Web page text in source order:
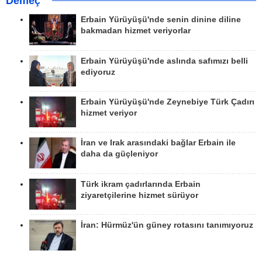
Erbain Yürüyüşü'nde senin dinine diline
bakmadan hizmet veriyorlar
Erbain Yürüyüşü'nde aslında safımızı belli
ediyoruz
Erbain Yürüyüşü'nde Zeynebiye Türk Çadırı
hizmet veriyor
İran ve Irak arasındaki bağlar Erbain ile
daha da güçleniyor
Türk ikram çadırlarında Erbain
ziyaretçilerine hizmet sürüyor
İran: Hürmüz'ün güney rotasını tanımıyoruz